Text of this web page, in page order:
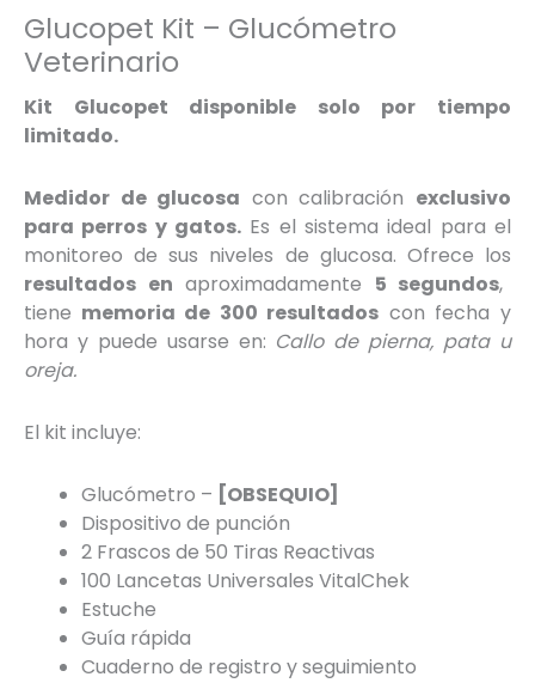
Glucopet Kit – Glucómetro
Veterinario
Kit Glucopet disponible solo por tiempo
limitado.
Medidor de glucosa con calibración exclusivo
para perros y gatos. Es el sistema ideal para el
monitoreo de sus niveles de glucosa. Ofrece los
resultados en aproximadamente 5 segundos,
tiene memoria de 300 resultados con fecha y
hora y puede usarse en: Callo de pierna, pata u
oreja.
El kit incluye:
Glucómetro – [OBSEQUIO]
Dispositivo de punción
2 Frascos de 50 Tiras Reactivas
100 Lancetas Universales VitalChek
Estuche
Guía rápida
Cuaderno de registro y seguimiento